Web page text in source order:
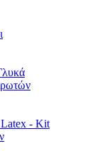
Latex - Kit